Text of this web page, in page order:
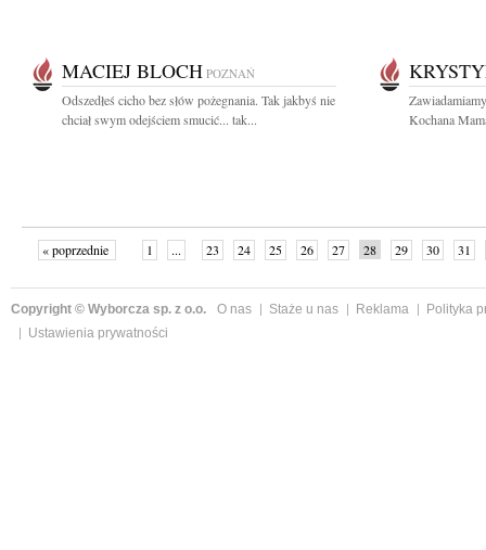
MACIEJ BLOCH POZNAŃ
Odszedłeś cicho bez słów pożegnania. Tak jakbyś nie
chciał swym odejściem smucić... tak...
Kochana
« poprzednie 1 ... 23 24 25 26 27 28 29 30
31
Copyright © Wyborcza sp. z o.o. O nas Staże u nas Reklama
Polityka
Ustawienia prywatności